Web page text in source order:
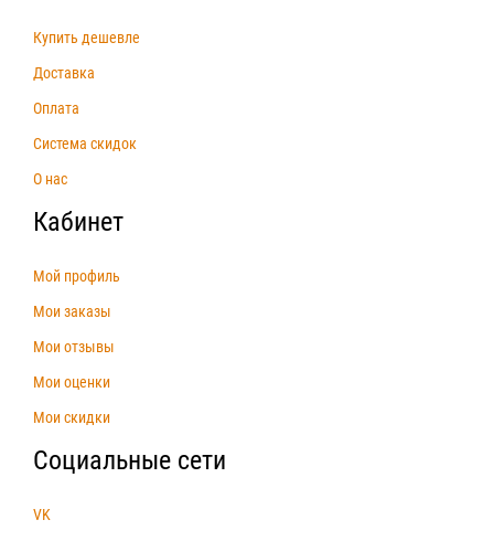
Купить дешевле
Доставка
Оплата
Система скидок
О нас
Кабинет
Мой профиль
Мои заказы
Мои отзывы
Мои оценки
Мои скидки
Социальные сети
VK